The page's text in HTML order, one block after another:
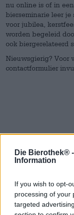
Die Bierothek® -
Information
If you wish to opt-
processing of your
targeted
nu online is of in
bierseminarie leer
voor jubilea,
worden begeleid
ook biergerelateerd
Nieuwsgierig? Voor
contactformulier